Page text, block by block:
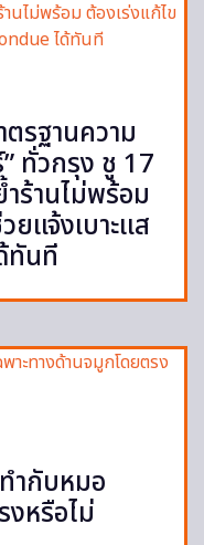
รฐานความ
ทั่วกรุง ชู 17
ร้านไม่พร้อม
ยแจ้งเบาะแส
ทันที
ำกับหมอ
งหรือไม่